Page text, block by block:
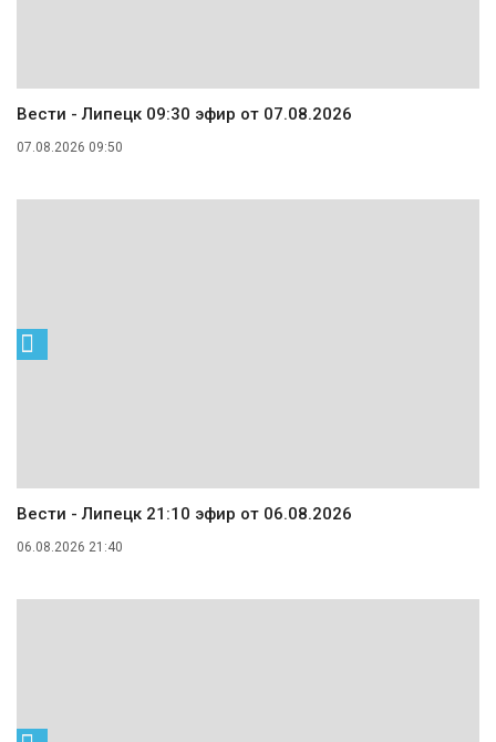
Вести - Липецк 09:30 эфир от 07.08.2026
07.08.2026 09:50
Вести - Липецк 21:10 эфир от 06.08.2026
06.08.2026 21:40